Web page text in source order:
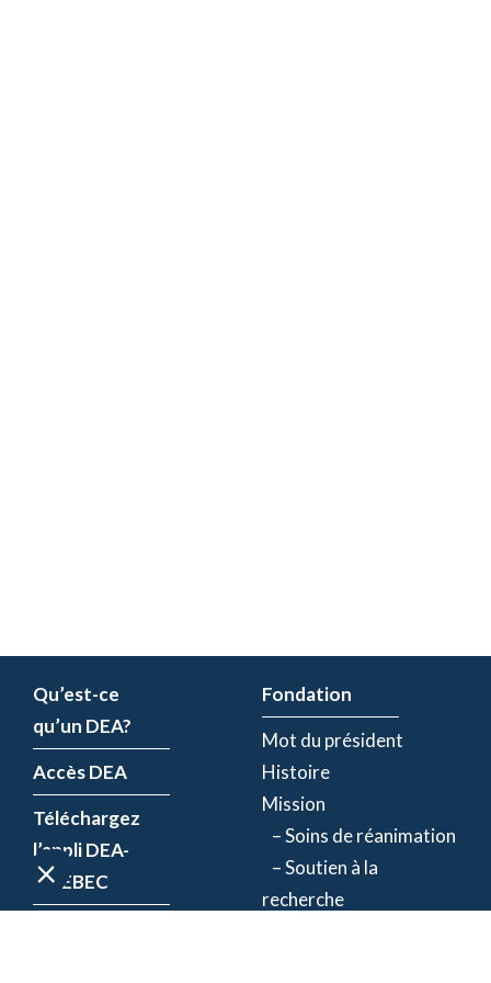
Qu’est-ce
qu’un DEA?
Accès DEA
Téléchargez
l’appli DEA-
QUÉBEC
Fondation
Mot du président
Histoire
Mission
– Soins de réanimation
– Soutien à la
recherche